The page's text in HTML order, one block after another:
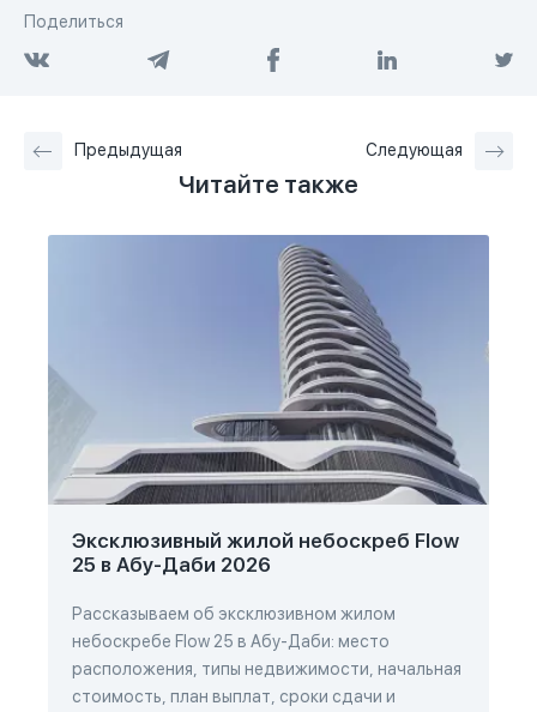
Поделиться
Предыдущая Следующая
Читайте также
Эксклюзивный жилой небоскреб Flow
25 в Абу-Даби 2026
Рассказываем об эксклюзивном жилом
небоскребе Flow 25 в Абу-Даби: место
расположения, типы недвижимости, начальная
стоимость, план выплат, сроки сдачи и